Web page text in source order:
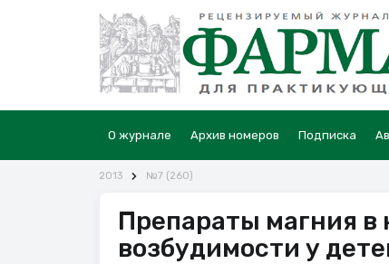
О журнале Архив номеров Подписка
2013 №7 (260)
Препараты магния
возбудимости у